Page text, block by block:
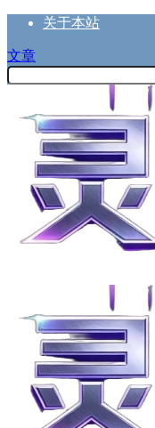
关于本站
文章